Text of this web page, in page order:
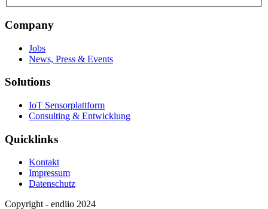
Company
Jobs
News, Press & Events
Solutions
IoT Sensorplattform
Consulting & Entwicklung
Quicklinks
Kontakt
Impressum
Datenschutz
Copyright - endiio 2024